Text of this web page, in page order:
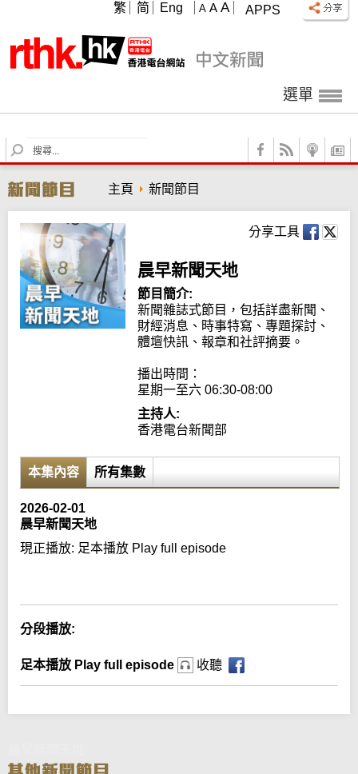
APPS
A A A
繁 简 Eng
選單
S
e
r
c
h
主頁 新聞節目
分享工具
晨早新聞天地
節目簡介:
新聞雜誌式節目，包括詳盡新聞、
財經消息、時事特寫、專題探討、
體壇快訊、報章和社評摘要。
播出時間：
星期一至六 06:30-08:00
主持人:
香港電台新聞部
本集內容 所有集數
2026-02-01
晨早新聞天地
現正播放: 足本播放 Play full episode
分段播放:
足本播放 Play full episode 收聽